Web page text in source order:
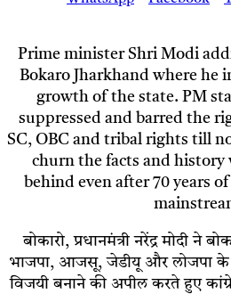
Prime minister Shri Modi
Bokaro Jharkhand where he
growth of the state. PM
suppressed and barred the
SC, OBC and tribal rights till
churn the facts and history
behind even after 70 years
बोकारो, प्रधानमंत्री नरेंद्र मोदी ने
भाजपा, आजसू, जेडीयू और लोजपा के
विजयी बनाने की अपील करते हुए